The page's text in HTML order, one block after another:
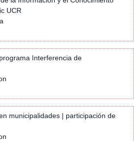
UCR
Interferencia de
municipalidades | participación de